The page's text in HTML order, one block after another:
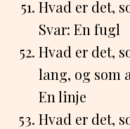
Hvad er det,
Svar: En fugl
Hvad er det,
lang, og som
En linje
Hvad er det,